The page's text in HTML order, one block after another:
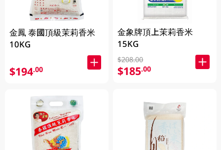
金鳳 泰國頂級茉莉香米
10KG
$194.00
金象牌頂上茉莉香米
15KG
$208.00
$185.00